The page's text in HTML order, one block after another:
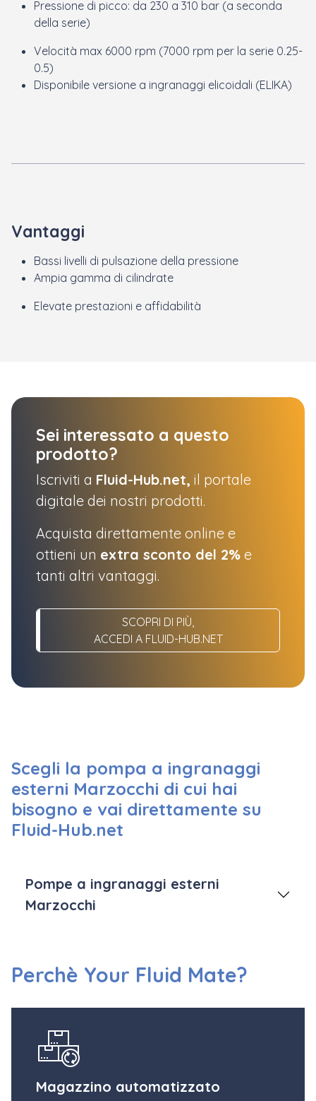
Pressione di picco: da 230 a 310 bar (a seconda
della serie)
Velocità max 6000 rpm (7000 rpm per la serie 0.25-
0.5)
Disponibile versione a ingranaggi elicoidali (ELIKA)
Vantaggi
Bassi livelli di pulsazione della pressione
Ampia gamma di cilindrate
Elevate prestazioni e affidabilità
Sei interessato a questo
prodotto?
Iscriviti a Fluid-Hub.net, il portale
digitale dei nostri prodotti.
Acquista direttamente online e
ottieni un extra sconto del 2% e
tanti altri vantaggi.
SCOPRI DI PIÙ,
ACCEDI A FLUID-HUB.NET
Scegli la pompa a ingranaggi
esterni Marzocchi di cui hai
bisogno e vai direttamente su
Fluid-Hub.net
Pompe a ingranaggi esterni
Marzocchi
Perchè Your Fluid Mate?
Magazzino automatizzato